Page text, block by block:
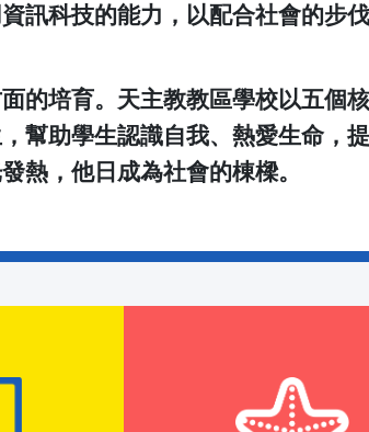
訊科技的能力，以配合社會的步
的培育。天主教教區學校以五個
幫助學生認識自我、熱愛生命，
熱，他日成為社會的棟樑。